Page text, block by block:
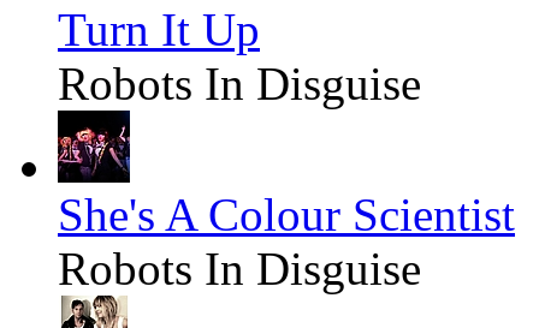
Turn It Up
Robots In Disguise
She's A Colour Scientist
Robots In Disguise